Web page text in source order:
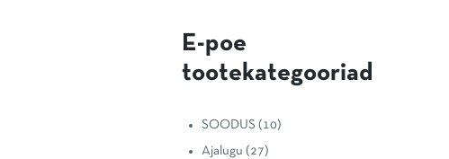
E-poe
tootekategooriad
SOODUS (10)
Ajalugu (27)